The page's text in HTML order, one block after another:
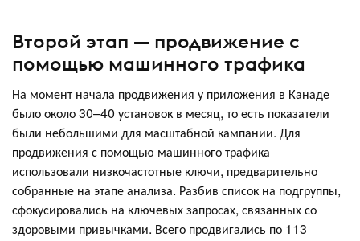
Второй этап — продвижение с
помощью машинного трафика
На момент начала продвижения у приложения в Канаде
было около 30–40 установок в месяц, то есть показатели
были небольшими для масштабной кампании. Для
продвижения с помощью машинного трафика
использовали низкочастотные ключи, предварительно
собранные на этапе анализа. Разбив список на подгруппы,
сфокусировались на ключевых запросах, связанных со
здоровыми привычками. Всего продвигались по 113